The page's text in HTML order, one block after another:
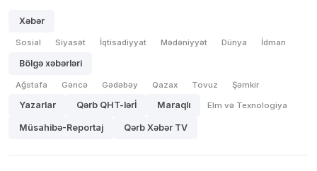
Xəbər
Sosial Siyasət İqtisadiyyat Mədəniyyət Dünya İdman
Bölgə xəbərləri
Ağstafa Gəncə Gədəbəy Qazax Tovuz Şəmkir
Yazarlar Qərb QHT-lərİ Maraqlı Elm və Texnologiya
Müsahibə-Reportaj Qərb Xəbər TV